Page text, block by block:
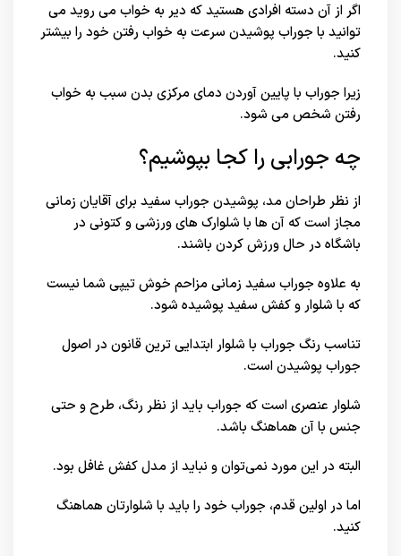
اگر از آن دسته افرادی هستید که دیر به خواب می روید می
توانید با جوراب پوشیدن سرعت به خواب رفتن خود را بیشتر
کنید.
زیرا جوراب با پایین آوردن دمای مرکزی بدن سبب به خواب
رفتن شخص می شود.
چه جورابی را کجا بپوشیم؟
از نظر طراحان مد، پوشیدن جوراب سفید برای آقایان زمانی
مجاز است که آن ها با شلوارک های ورزشی و کتونی در
باشگاه در حال ورزش کردن باشند.
به علاوه جوراب سفید زمانی مزاحم خوش تیپی شما نیست
که با شلوار و کفش سفید پوشیده شود.
تناسب رنگ جوراب با شلوار ابتدایی ترین قانون در اصول
جوراب پوشیدن است.
شلوار عنصری است که جوراب باید از نظر رنگ، طرح و حتی
جنس با آن هماهنگ باشد.
البته در این مورد نمی‌توان و نباید از مدل کفش غافل بود.
اما در اولین قدم، جوراب خود را باید با شلوارتان هماهنگ
کنید.